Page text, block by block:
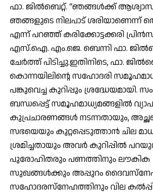
ഫാ. ജിൽബെറ്റ്. “ഞങ്ങൾക്ക്
ഞങ്ങളുടെ നിലപാട് ശരിയാണെന്ന്
എന്ന് പറഞ്ഞ് കരിക്കോട്ടക്കരി
എസ്.ഐ. എം.ജെ. ബെന്നി ഫാ.
ചേർത്ത് പിടിച്ചു.ഇതിനിടെ, ഫാ.
കൊന്നയിലിന്റെ സഹോദരി
പങ്കുവെച്ച കുറിപ്പും ശ്രദ്ധേയമായി.
ബന്ധപ്പെട്ട് സമൂഹമാധ്യമങ്ങളിൽ
കുപ്രചാരണങ്ങൾ നടന്നതായും,
സഭയെയും കുറ്റപ്പെടുത്താൻ ചില
ശ്രമിച്ചതായും അവർ കുറിപ്പിൽ
പുരോഹിതരും പണത്തിനും ലൗകിക
സുഖങ്ങൾക്കും അപ്പുറം
സഹോദരസ്നേഹത്തിനും വില